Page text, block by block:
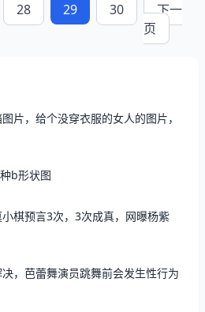
28 29 30
下一
页
片，给个没穿衣服的女人的图片，
b形状图
棋预言3次，3次成真，网曝杨紫
，芭蕾舞演员跳舞前会发生性行为